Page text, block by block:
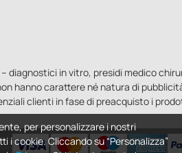
diagnostici in vitro, presidi medico
hanno carattere né natura di
clienti in fase di preacquisto i
per personalizzare i nostri
cookie. Cliccando su “Personalizza”